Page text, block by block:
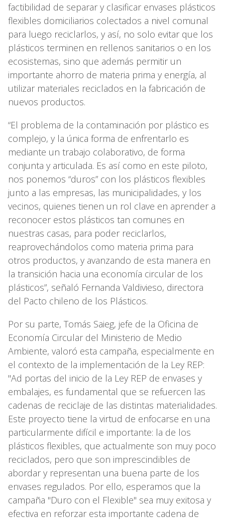
factibilidad de separar y clasificar envases plásticos
flexibles domiciliarios colectados a nivel comunal
para luego reciclarlos, y así, no solo evitar que los
plásticos terminen en rellenos sanitarios o en los
ecosistemas, sino que además permitir un
importante ahorro de materia prima y energía, al
utilizar materiales reciclados en la fabricación de
nuevos productos.
“El problema de la contaminación por plástico es
complejo, y la única forma de enfrentarlo es
mediante un trabajo colaborativo, de forma
conjunta y articulada. Es así como en este piloto,
nos ponemos “duros” con los plásticos flexibles
junto a las empresas, las municipalidades, y los
vecinos, quienes tienen un rol clave en aprender a
reconocer estos plásticos tan comunes en
nuestras casas, para poder reciclarlos,
reaprovechándolos como materia prima para
otros productos, y avanzando de esta manera en
la transición hacia una economía circular de los
plásticos”, señaló Fernanda Valdivieso, directora
del Pacto chileno de los Plásticos.
Por su parte, Tomás Saieg, jefe de la Oficina de
Economía Circular del Ministerio de Medio
Ambiente, valoró esta campaña, especialmente en
el contexto de la implementación de la Ley REP:
"Ad portas del inicio de la Ley REP de envases y
embalajes, es fundamental que se refuercen las
cadenas de reciclaje de las distintas materialidades.
Este proyecto tiene la virtud de enfocarse en una
particularmente difícil e importante: la de los
plásticos flexibles, que actualmente son muy poco
reciclados, pero que son imprescindibles de
abordar y representan una buena parte de los
envases regulados. Por ello, esperamos que la
campaña "Duro con el Flexible" sea muy exitosa y
efectiva en reforzar esta importante cadena de